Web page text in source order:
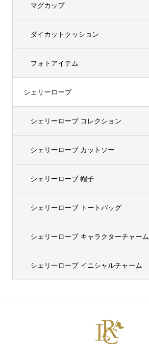
マグカップ
ダイカットクッション
フォトアイテム
シェリーローブ
シェリーローブ コレクション
シェリーローブ カットソー
シェリーローブ 帽子
シェリーローブ トートバッグ
シェリーローブ キャラクターチャーム
シェリーローブ イニシャルチャーム